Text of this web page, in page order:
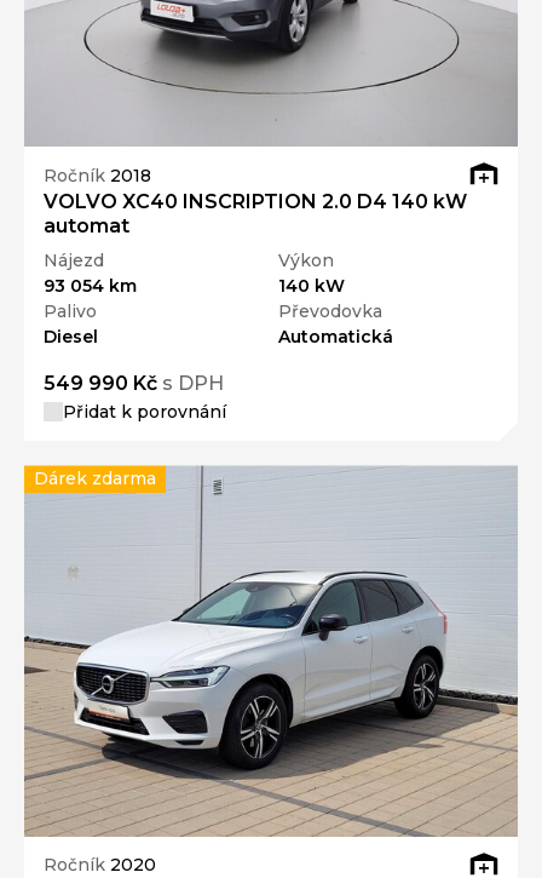
Ročník 2018
VOLVO XC40 INSCRIPTION 2.0 D4 140 kW
automat
Nájezd
93 054 km
Výkon
140 kW
Palivo
Diesel
Převodovka
Automatická
549 990 Kč s DPH
Přidat k porovnání
Ročník 2020
Dárek zdarma